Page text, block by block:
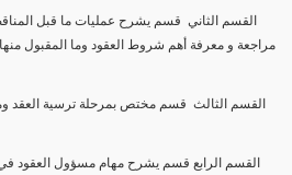
القسم الثاني قسم يشرح عمليات ما قبل
مراجعة و معرفة أهم شروط العقود وما المقبول
القسم الثالث قسم مختص بمرحلة ترسية العقد
القسم الرابع قسم يشرح مهام مسؤول العقود